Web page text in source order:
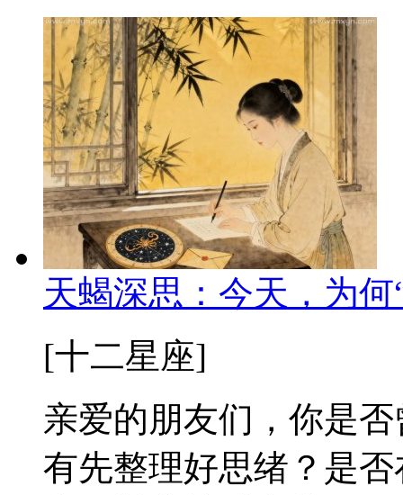
天蝎深思：今天，为何
[十二星座]
亲爱的朋友们，你是
有先整理好思绪？是